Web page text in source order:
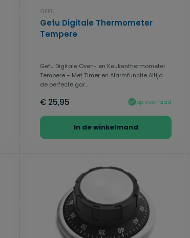
GEFU
Gefu Digitale Thermometer
Tempere
Gefu Digitale Oven- en Keukenthermometer
Tempere – Met Timer en Alarmfunctie Altijd
de perfecte gar...
€ 25,95 op voorraad
In de winkelmand